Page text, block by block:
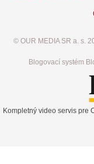
© OUR MEDIA SR a. s.
Blogovací systém
Kompletný video servis pre